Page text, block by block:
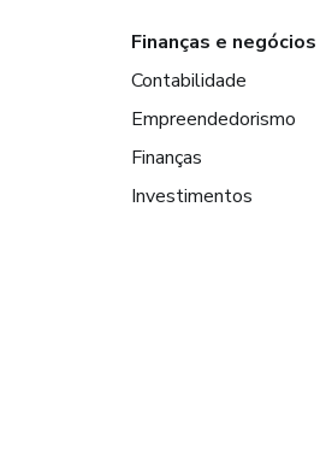
Finanças e negócios
Contabilidade
Empreendedorismo
Finanças
Investimentos